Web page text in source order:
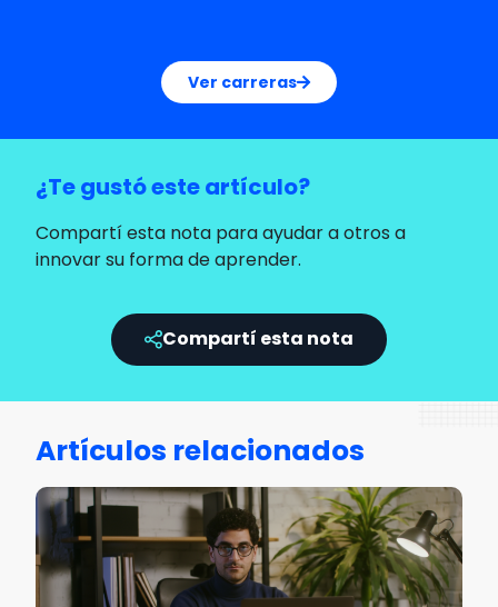
Ver carreras
¿Te gustó este artículo?
Compartí esta nota para ayudar a otros a
innovar su forma de aprender.
Compartí esta nota
Artículos relacionados